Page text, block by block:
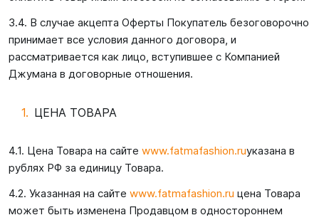
3.4. В случае акцепта Оферты Покупатель безоговорочно
принимает все условия данного договора, и
рассматривается как лицо, вступившее с Компанией
Джумана в договорные отношения.
ЦЕНА ТОВАРА
4.1. Цена Товара на сайте www.fatmafashion.ruуказана в
рублях РФ за единицу Товара.
4.2. Указанная на сайте www.fatmafashion.ru цена Товара
может быть изменена Продавцом в одностороннем